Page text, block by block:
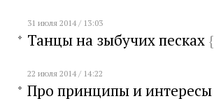
31 июля 2014 / 13:03
Танцы на зыбучих песках {
22 июля 2014 / 14:22
Про принципы и интересы